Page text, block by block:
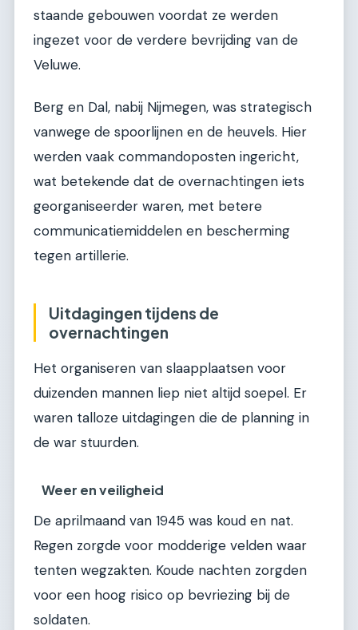
staande gebouwen voordat ze werden
ingezet voor de verdere bevrijding van de
Veluwe.
Berg en Dal, nabij Nijmegen, was strategisch
vanwege de spoorlijnen en de heuvels. Hier
werden vaak commandoposten ingericht,
wat betekende dat de overnachtingen iets
georganiseerder waren, met betere
communicatiemiddelen en bescherming
tegen artillerie.
Uitdagingen tijdens de
overnachtingen
Het organiseren van slaapplaatsen voor
duizenden mannen liep niet altijd soepel. Er
waren talloze uitdagingen die de planning in
de war stuurden.
Weer en veiligheid
De aprilmaand van 1945 was koud en nat.
Regen zorgde voor modderige velden waar
tenten wegzakten. Koude nachten zorgden
voor een hoog risico op bevriezing bij de
soldaten.